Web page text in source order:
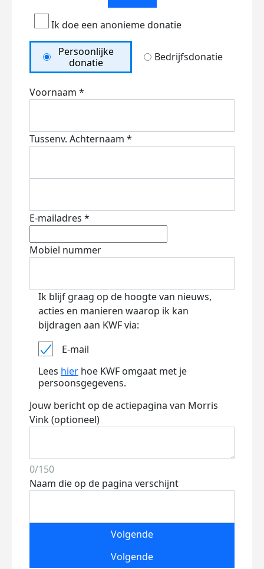
Ik doe een anonieme donatie
Persoonlijke
donatie
Bedrijfsdonatie
Voornaam *
Tussenv. Achternaam *
E-mailadres *
Mobiel nummer
Ik blijf graag op de hoogte van nieuws,
acties en manieren waarop ik kan
bijdragen aan KWF via:
E-mail
Lees hier hoe KWF omgaat met je
persoonsgegevens.
Jouw bericht op de actiepagina van Morris
Vink (optioneel)
0/150
Naam die op de pagina verschijnt
Volgende
Volgende